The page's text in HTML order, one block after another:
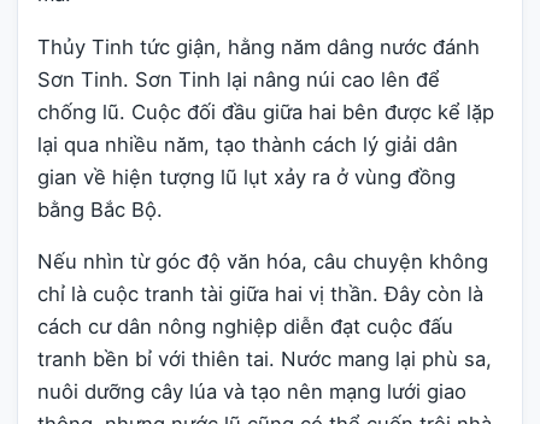
Thủy Tinh tức giận, hằng năm dâng nước đánh
Sơn Tinh. Sơn Tinh lại nâng núi cao lên để
chống lũ. Cuộc đối đầu giữa hai bên được kể lặp
lại qua nhiều năm, tạo thành cách lý giải dân
gian về hiện tượng lũ lụt xảy ra ở vùng đồng
bằng Bắc Bộ.
Nếu nhìn từ góc độ văn hóa, câu chuyện không
chỉ là cuộc tranh tài giữa hai vị thần. Đây còn là
cách cư dân nông nghiệp diễn đạt cuộc đấu
tranh bền bỉ với thiên tai. Nước mang lại phù sa,
nuôi dưỡng cây lúa và tạo nên mạng lưới giao